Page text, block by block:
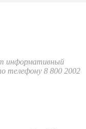
информативный
телефону 8 800 2002